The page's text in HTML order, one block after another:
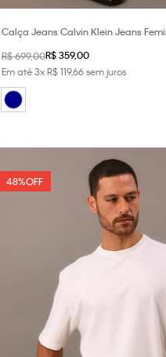
Calça Jeans Calvin Klein Jeans
R$699,00R$ 359,00
Em até3xR$ 119,66sem juros
48%OFF